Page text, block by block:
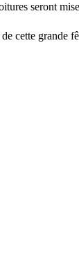
seront
cette grande